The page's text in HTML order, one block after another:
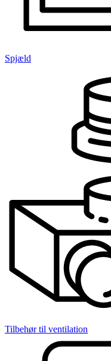
Spjæld
Tilbehør til ventilation